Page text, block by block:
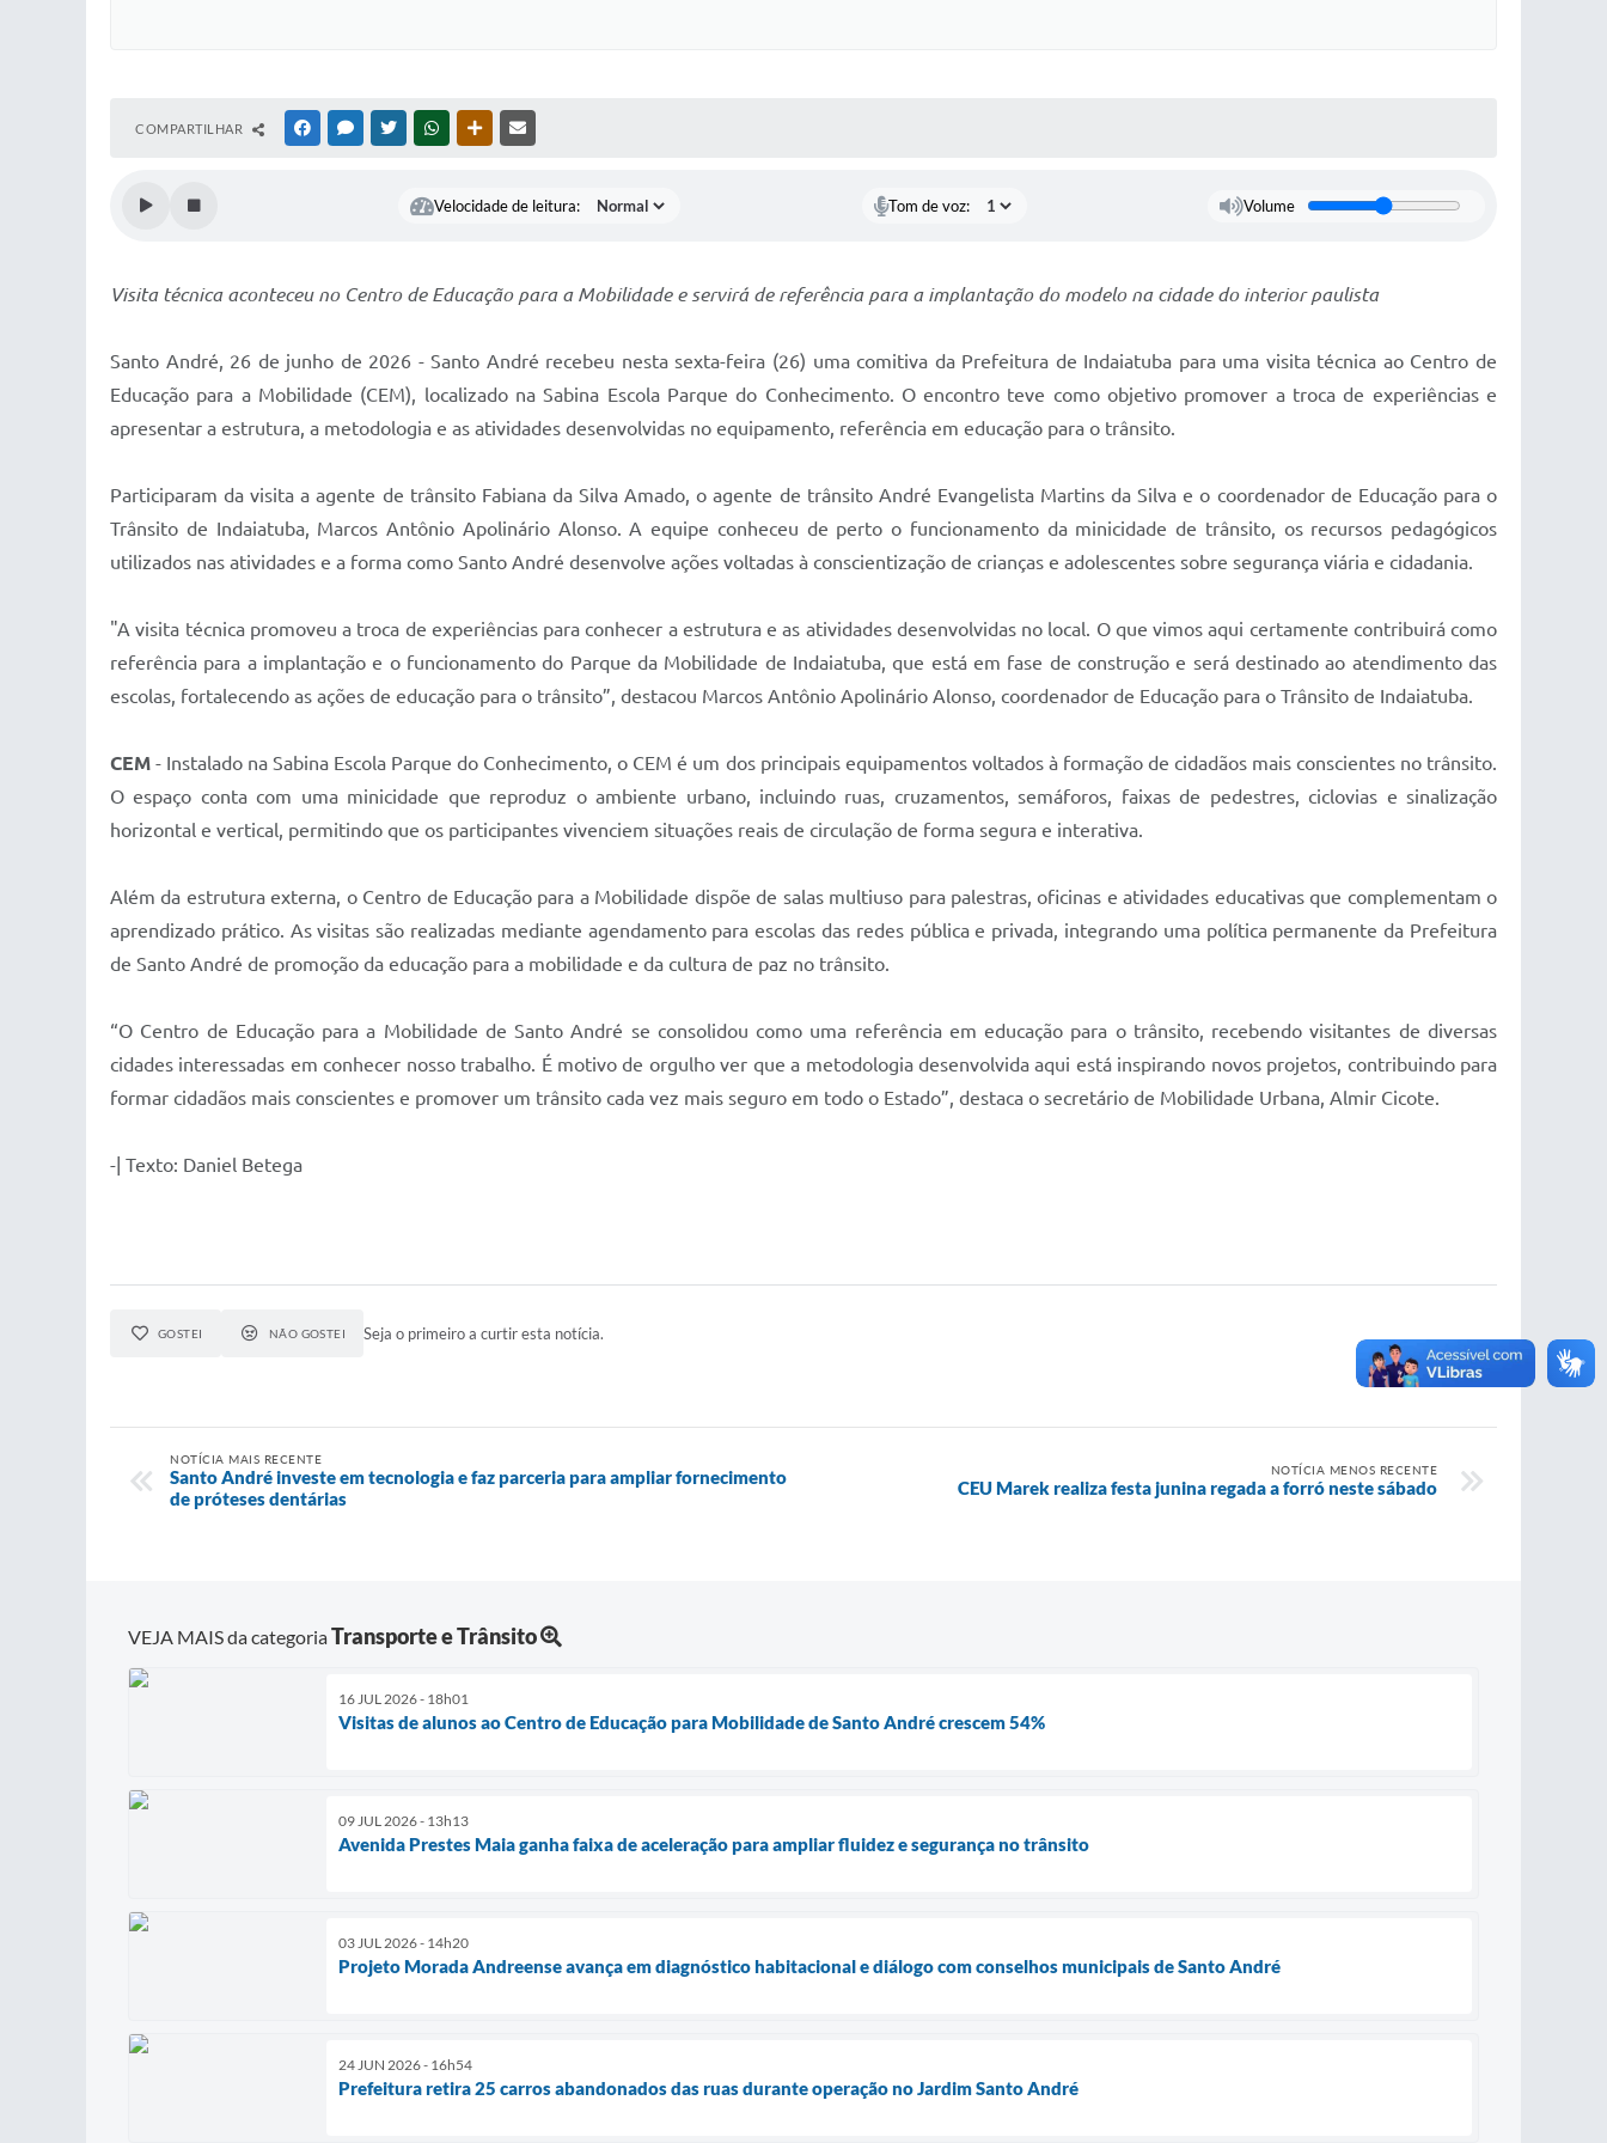
COMPARTILHAR FACEBOOKMESSENGER
TWITTERWHATSAPPOUTRAS MÍDIAS
Velocidade de leitura: Tom de voz: Volume
Visita técnica aconteceu no Centro de Educação para a Mobilidade e servirá de referência para a implantação do modelo na cidade do interior paulista
Santo André, 26 de junho de 2026 - Santo André recebeu nesta sexta-feira (26) uma comitiva da Prefeitura de Indaiatuba para uma visita técnica ao Centro de
Educação para a Mobilidade (CEM), localizado na Sabina Escola Parque do Conhecimento. O encontro teve como objetivo promover a troca de experiências e
apresentar a estrutura, a metodologia e as atividades desenvolvidas no equipamento, referência em educação para o trânsito.
Participaram da visita a agente de trânsito Fabiana da Silva Amado, o agente de trânsito André Evangelista Martins da Silva e o coordenador de Educação para o
Trânsito de Indaiatuba, Marcos Antônio Apolinário Alonso. A equipe conheceu de perto o funcionamento da minicidade de trânsito, os recursos pedagógicos
utilizados nas atividades e a forma como Santo André desenvolve ações voltadas à conscientização de crianças e adolescentes sobre segurança viária e cidadania.
"A visita técnica promoveu a troca de experiências para conhecer a estrutura e as atividades desenvolvidas no local. O que vimos aqui certamente contribuirá como
referência para a implantação e o funcionamento do Parque da Mobilidade de Indaiatuba, que está em fase de construção e será destinado ao atendimento das
escolas, fortalecendo as ações de educação para o trânsito”, destacou Marcos Antônio Apolinário Alonso, coordenador de Educação para o Trânsito de Indaiatuba.
CEM - Instalado na Sabina Escola Parque do Conhecimento, o CEM é um dos principais equipamentos voltados à formação de cidadãos mais conscientes no trânsito.
O espaço conta com uma minicidade que reproduz o ambiente urbano, incluindo ruas, cruzamentos, semáforos, faixas de pedestres, ciclovias e sinalização
horizontal e vertical, permitindo que os participantes vivenciem situações reais de circulação de forma segura e interativa.
Além da estrutura externa, o Centro de Educação para a Mobilidade dispõe de salas multiuso para palestras, oficinas e atividades educativas que complementam o
aprendizado prático. As visitas são realizadas mediante agendamento para escolas das redes pública e privada, integrando uma política permanente da Prefeitura
de Santo André de promoção da educação para a mobilidade e da cultura de paz no trânsito.
“O Centro de Educação para a Mobilidade de Santo André se consolidou como uma referência em educação para o trânsito, recebendo visitantes de diversas
cidades interessadas em conhecer nosso trabalho. É motivo de orgulho ver que a metodologia desenvolvida aqui está inspirando novos projetos, contribuindo para
formar cidadãos mais conscientes e promover um trânsito cada vez mais seguro em todo o Estado”, destaca o secretário de Mobilidade Urbana, Almir Cicote.
-| Texto: Daniel Betega
GOSTEI NÃO GOSTEI Seja o primeiro a curtir esta notícia.
NOTÍCIA MAIS RECENTE
Santo André investe em tecnologia e faz parceria para ampliar fornecimento
de próteses dentárias
NOTÍCIA MENOS RECENTE
CEU Marek realiza festa junina regada a forró neste sábado
VEJA MAIS da categoriaTransporte e Trânsito
16 JUL 2026 - 18h01
Visitas de alunos ao Centro de Educação para Mobilidade de Santo André crescem 54%
09 JUL 2026 - 13h13
Avenida Prestes Maia ganha faixa de aceleração para ampliar fluidez e segurança no trânsito
03 JUL 2026 - 14h20
Projeto Morada Andreense avança em diagnóstico habitacional e diálogo com conselhos municipais de Santo André
24 JUN 2026 - 16h54
Prefeitura retira 25 carros abandonados das ruas durante operação no Jardim Santo André